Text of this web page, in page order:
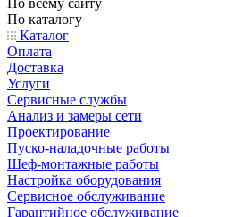
По всему сайту
По каталогу
Каталог
Оплата
Доставка
Услуги
Сервисные службы
Анализ и замеры сети
Проектирование
Пуско-наладочные работы
Шеф-монтажные работы
Настройка оборудования
Сервисное обслуживание
Гарантийное обслуживание